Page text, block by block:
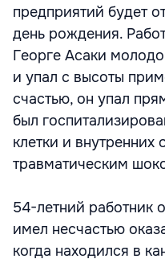
предприятий будет
день рождения.
Георге Асаки
и упал с высоты
счастью, он упал
был
клетки и внутренних
травматическим
54-летний работник
имел несчастью
когда находился в